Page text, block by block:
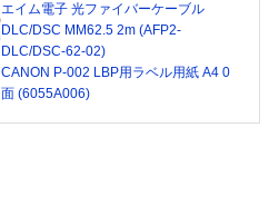
エイム電子 光ファイバーケーブル
DLC/DSC MM62.5 2m (AFP2-
DLC/DSC-62-02)
CANON P-002 LBP用ラベル用紙 A4 0
面 (6055A006)